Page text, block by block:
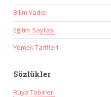
Bilim Vadisi
Eğitim Sayfası
Yemek Tarifleri
Sözlükler
Rüya Tabirleri